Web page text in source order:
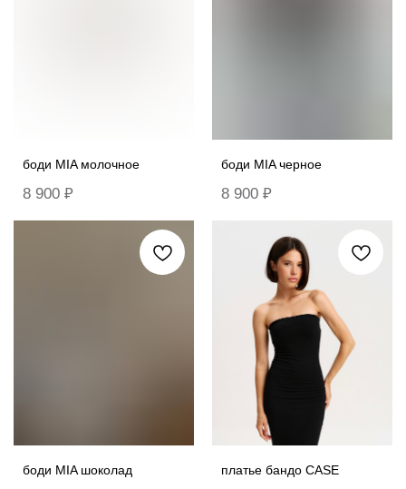
боди MIA молочное
8 900 ₽
боди MIA черное
8 900 ₽
боди MIA шоколад платье бандо CASE